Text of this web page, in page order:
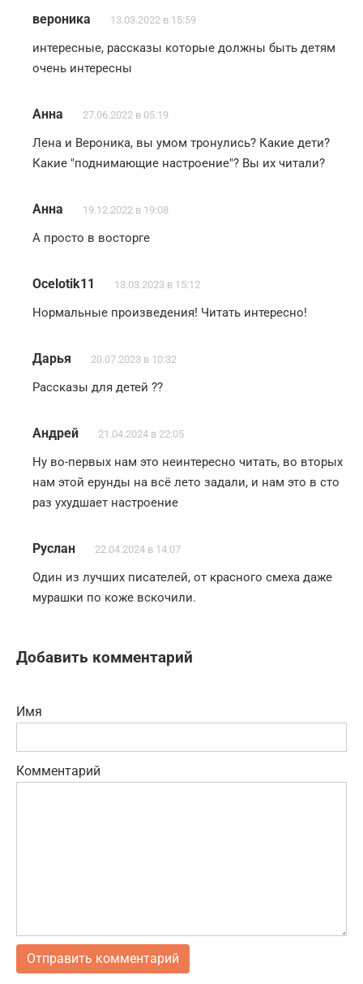
вероника 13.03.2022 в 15:59
интересные, рассказы которые должны быть детям
очень интересны
Анна 27.06.2022 в 05:19
Лена и Вероника, вы умом тронулись? Какие дети?
Какие "поднимающие настроение"? Вы их читали?
Анна 19.12.2022 в 19:08
А просто в восторге
Ocelotik11 13.03.2023 в 15:12
Нормальные произведения! Читать интересно!
Дарья 20.07.2023 в 10:32
Рассказы для детей ??
Андрей 21.04.2024 в 22:05
Ну во-первых нам это неинтересно читать, во вторых
нам этой ерунды на всё лето задали, и нам это в сто
раз ухудшает настроение
Руслан 22.04.2024 в 14:07
Один из лучших писателей, от красного смеха даже
мурашки по коже вскочили.
Добавить комментарий
Имя
Комментарий